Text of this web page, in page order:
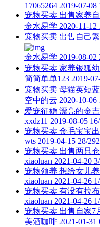
17065264 2019-07-08
宠物买卖 出售家养
金水易学 2020-11-12
宠物买卖 出售自己
金水易学 2019-08-02
宠物买卖 家养银狐
简简单单123 2019-
宠物买卖 母猫英短
空中的云 2020-10-06
爱宠征婚 漂亮的金
xxdz11 2019-08-05
宠物买卖 金毛宝宝
wts 2019-04-15 28/
宠物买卖 出售两只
xiaoluan 2021-04-20
宠物领养 想给女儿
xiaoluan 2021-04-26
宠物买卖 有没有拉
xiaoluan 2021-04-26
宠物买卖 出售自家7
美酒咖啡 2021-01-31